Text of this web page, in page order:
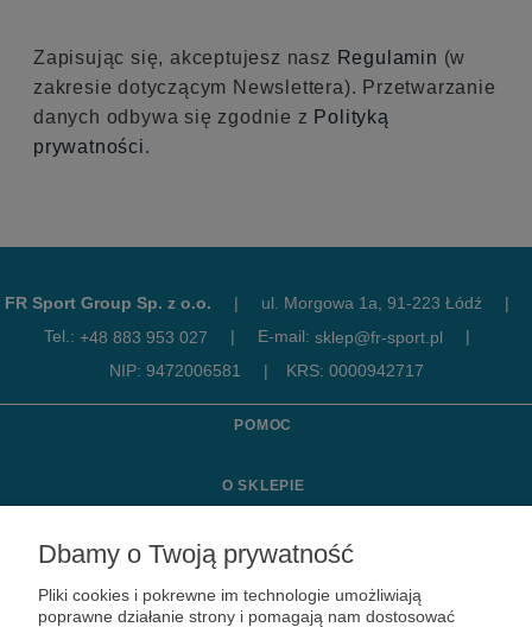
Zapisując się, akceptujesz nasz Regulamin (w
zakresie dotyczącym Newslettera). Przetwarzanie
danych odbywa się zgodnie z Polityką
prywatności.
FR Sport Group Sp. z o.o. | ul. Morgowa 1a, 91-223 Łódź
|
Tel.: +48 883 953 027 | E-mail: sklep@fr-sport.pl
|
NIP: 9472006581
| KRS: 0000942717
POMOC
O SKLEPIE
MOJE KONTO
KONTAKT
Dbamy o Twoją prywatność
Pliki cookies i pokrewne im technologie umożliwiają
poprawne działanie strony i pomagają nam dostosować